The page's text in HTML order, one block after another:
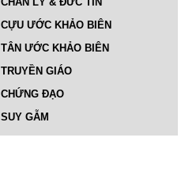
CỰU ƯỚC KHẢO BIÊN
TÂN ƯỚC KHẢO BIÊN
TRUYỀN GIÁO
CHỨNG ĐẠO
SUY GẪM